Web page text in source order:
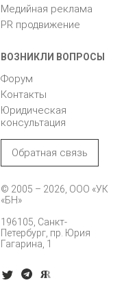
Медийная реклама
PR продвижение
ВОЗНИКЛИ ВОПРОСЫ
Форум
Контакты
Юридическая
консультация
Обратная связь
© 2005 – 2026, ООО «УК
«БН»
196105, Санкт-
Петербург, пр. Юрия
Гагарина, 1